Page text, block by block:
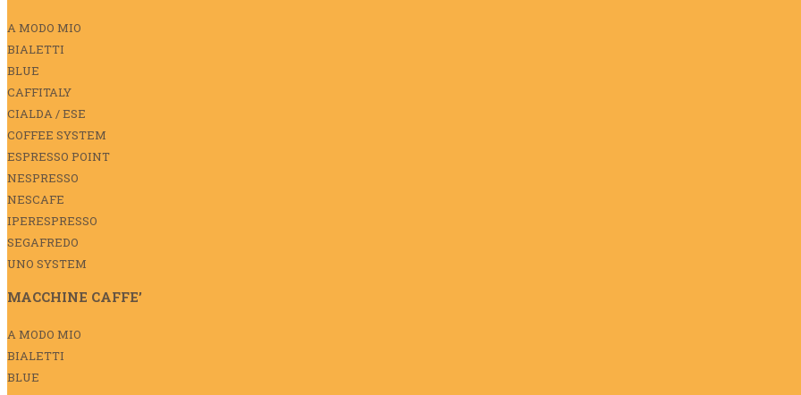
A MODO MIO
BIALETTI
BLUE
CAFFITALY
CIALDA / ESE
COFFEE SYSTEM
ESPRESSO POINT
NESPRESSO
NESCAFE
IPERESPRESSO
SEGAFREDO
UNO SYSTEM
MACCHINE CAFFE’
A MODO MIO
BIALETTI
BLUE